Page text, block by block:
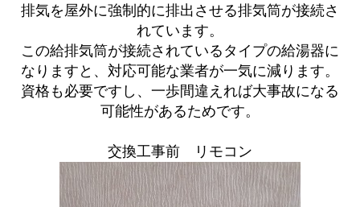
排気を屋外に強制的に排出させる排気筒が接続さ
れています。
この給排気筒が接続されているタイプの給湯器に
なりますと、対応可能な業者が一気に減ります。
資格も必要ですし、一歩間違えれば大事故になる
可能性があるためです。
交換工事前 リモコン